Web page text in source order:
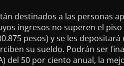
destinados a las personas
ingresos no superen el
pesos) y se les
su sueldo. Podrán ser
del 50 por ciento anual, la